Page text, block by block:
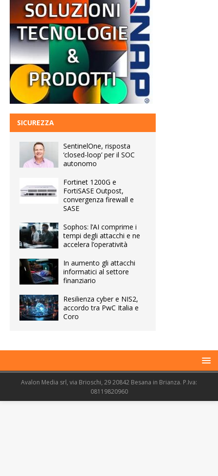
SICUREZZA
SentinelOne, risposta
‘closed-loop’ per il SOC
autonomo
Fortinet 1200G e
FortiSASE Outpost,
convergenza firewall e
SASE
Sophos: l’AI comprime i
tempi degli attacchi e ne
accelera l’operatività
In aumento gli attacchi
informatici al settore
finanziario
Resilienza cyber e NIS2,
accordo tra PwC Italia e
Coro
Avalon Media srl, via Brioschi, 29 20842 Besana in Brianza. P.Iva:
08119820960